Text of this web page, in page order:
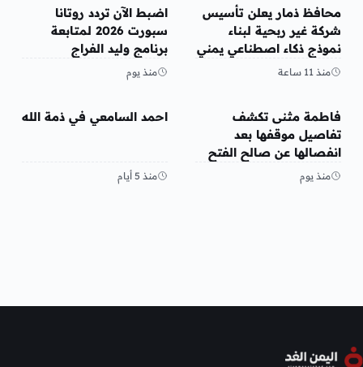
منوعات
محافظ ذمار يعلن تأسيس
شركة غير ربحية لبناء
نموذج ذكاء اصطناعي يمني
منذ 11 ساعة
منوعات
اضبط الآن تردد روتانا
سبورت 2026 لمتابعة
برنامج وليد الفراج
منذ يوم
منوعات
فاطمة مثنى تكشف
تفاصيل موقفها بعد
انفصالها عن صالح الفتح
منذ يوم
منوعات
احمد السامعي في ذمة الله
منذ 5 أيام